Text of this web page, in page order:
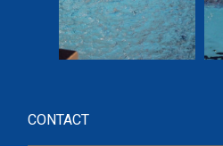
CONTACT